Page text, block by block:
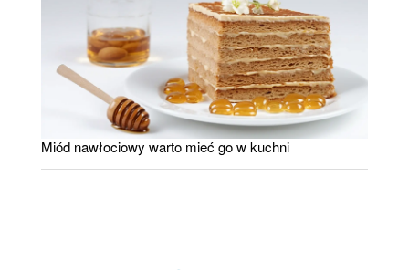
Miód nawłociowy warto mieć go w kuchni